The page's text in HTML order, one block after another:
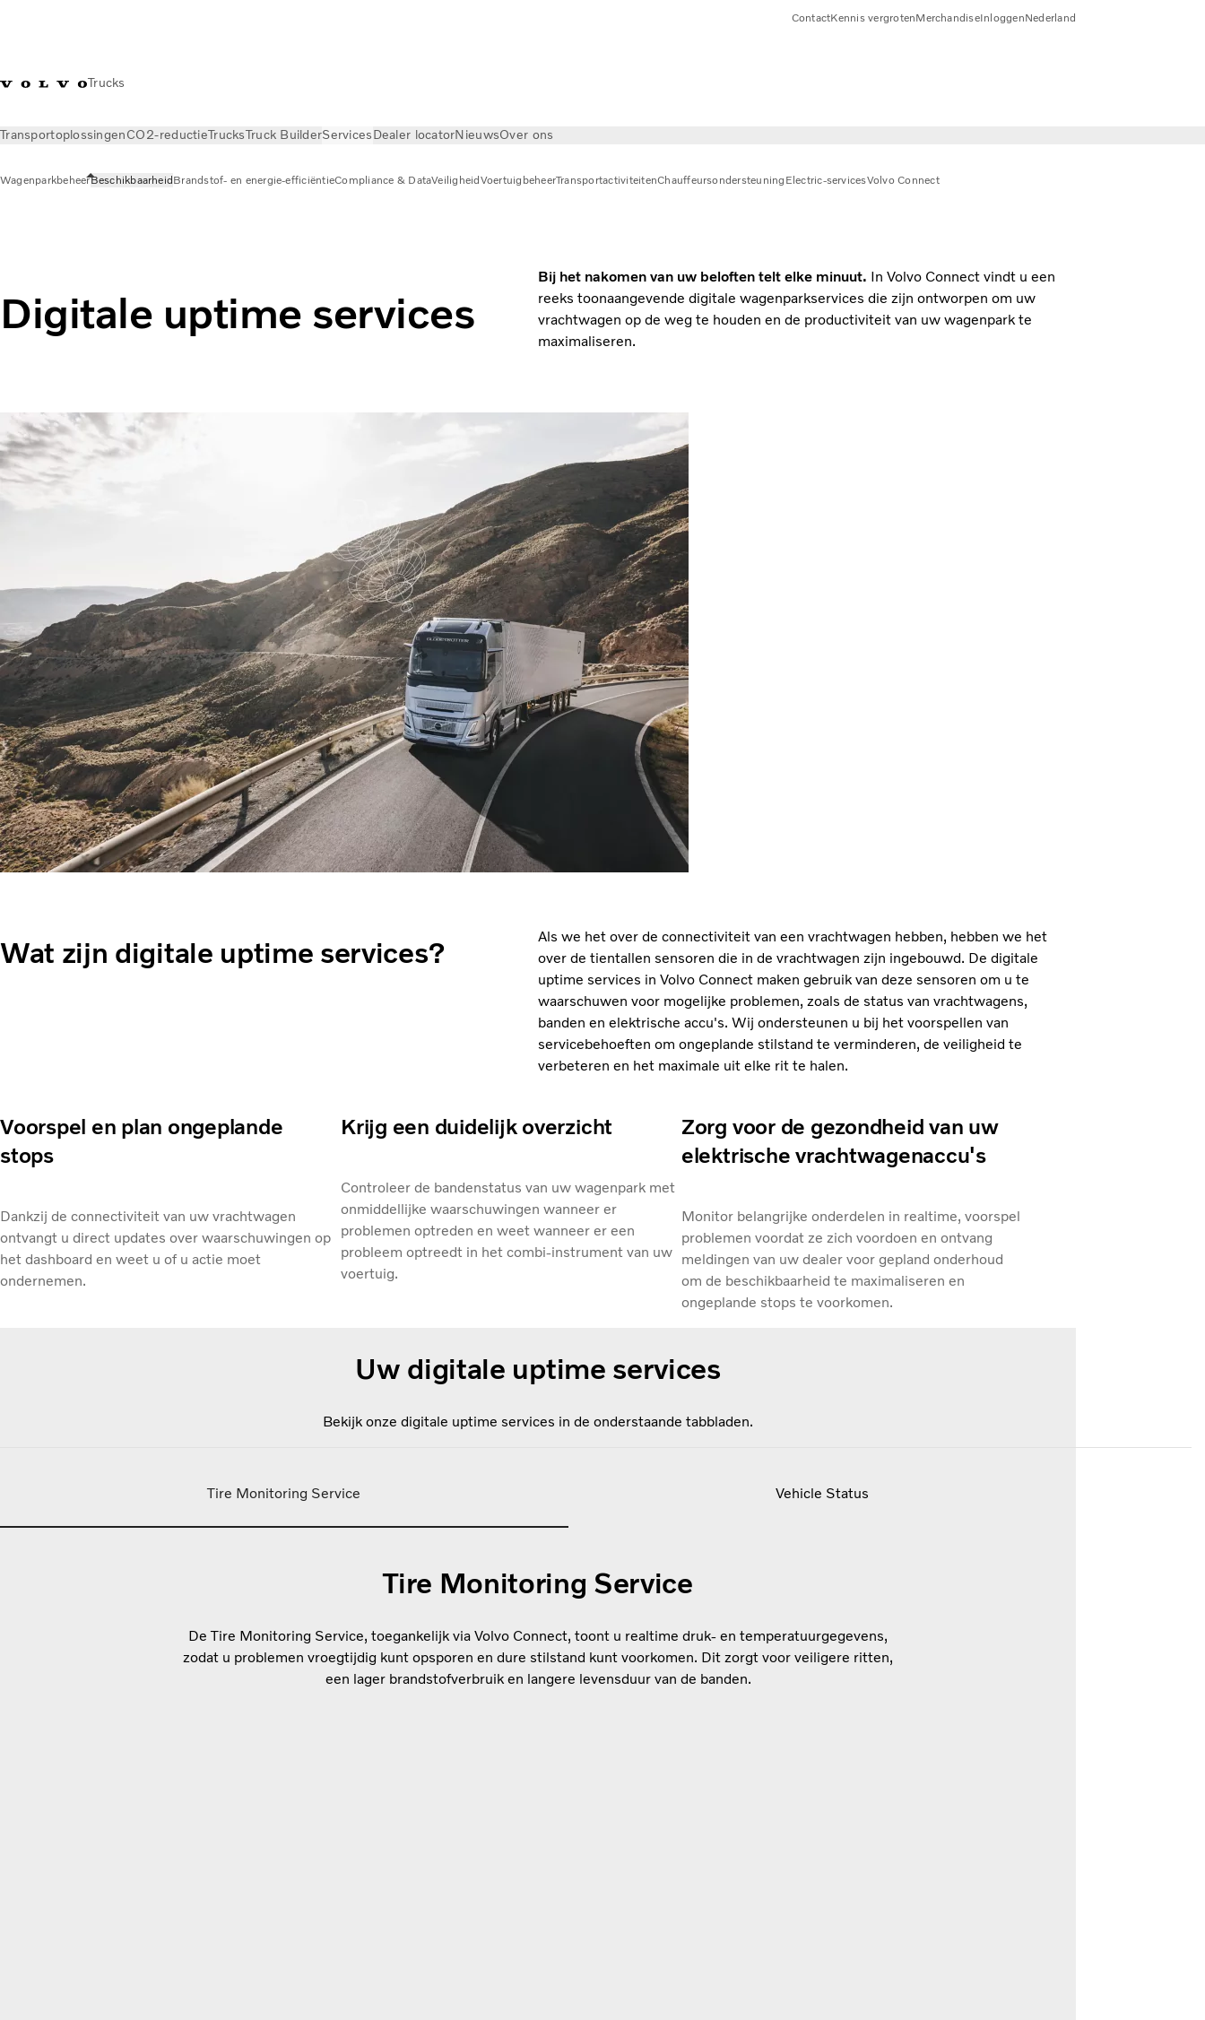
Trucks
ContactKennis vergrotenMerchandiseInloggenNederland
TransportoplossingenCO2-reductieTrucksTruck BuilderServicesDealer locatorNieuwsOver ons
WagenparkbeheerBeschikbaarheidBrandstof- en energie-efficiëntieCompliance & DataVeiligheid VoertuigbeheerTransportactiviteitenChauffeursondersteuning Electric-servicesVolvo Connect
Digitale uptime services
Bij het nakomen van uw beloften telt elke minuut. In Volvo Connect vindt u een
reeks toonaangevende digitale wagenparkservices die zijn ontworpen om uw
vrachtwagen op de weg te houden en de productiviteit van uw wagenpark te
maximaliseren.
Wat zijn digitale uptime services?
Als we het over de connectiviteit van een vrachtwagen hebben, hebben we het
over de tientallen sensoren die in de vrachtwagen zijn ingebouwd. De digitale
uptime services in Volvo Connect maken gebruik van deze sensoren om u te
waarschuwen voor mogelijke problemen, zoals de status van vrachtwagens,
banden en elektrische accu's. Wij ondersteunen u bij het voorspellen van
servicebehoeften om ongeplande stilstand te verminderen, de veiligheid te
verbeteren en het maximale uit elke rit te halen.
Voorspel en plan ongeplande
stops
Dankzij de connectiviteit van uw vrachtwagen
ontvangt u direct updates over waarschuwingen op
het dashboard en weet u of u actie moet
ondernemen.
Krijg een duidelijk overzicht
Controleer de bandenstatus van uw wagenpark met
onmiddellijke waarschuwingen wanneer er
problemen optreden en weet wanneer er een
probleem optreedt in het combi-instrument van uw
voertuig.
Zorg voor de gezondheid van uw
elektrische vrachtwagenaccu's
Monitor belangrijke onderdelen in realtime, voorspel
problemen voordat ze zich voordoen en ontvang
meldingen van uw dealer voor gepland onderhoud
om de beschikbaarheid te maximaliseren en
ongeplande stops te voorkomen.
Uw digitale uptime services
Bekijk onze digitale uptime services in de onderstaande tabbladen.
Tire Monitoring Service Vehicle Status
Tire Monitoring Service
De Tire Monitoring Service, toegankelijk via Volvo Connect, toont u realtime druk- en temperatuurgegevens,
zodat u problemen vroegtijdig kunt opsporen en dure stilstand kunt voorkomen. Dit zorgt voor veiligere ritten,
een lager brandstofverbruik en langere levensduur van de banden.